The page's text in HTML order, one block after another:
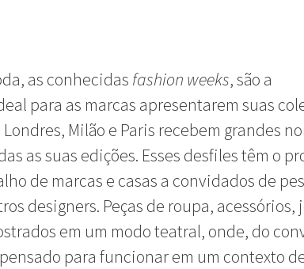
as conhecidas fashion weeks, são a
para as marcas apresentarem suas
Milão e Paris recebem grandes
as suas edições. Esses desfiles têm o
de marcas e casas a convidados de
designers. Peças de roupa, acessórios,
em um modo teatral, onde, do
para funcionar em um contexto